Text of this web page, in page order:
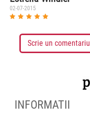
02-07-2015
Scrie un comentariu
INFORMATII